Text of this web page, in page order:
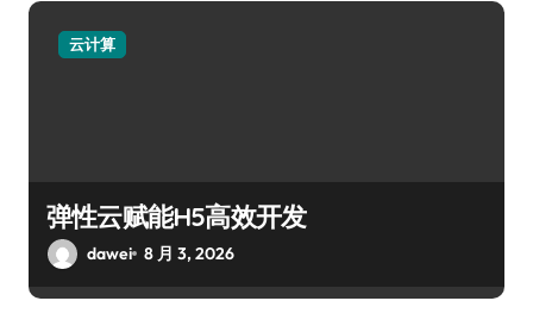
云计算
弹性云赋能H5高效开发
dawei 8 月 3, 2026